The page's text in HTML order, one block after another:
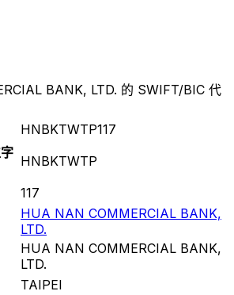
BANK, LTD. 的 SWIFT/BIC 代
HNBKTWTP117
HNBKTWTP
117
HUA NAN COMMERCIAL BANK,
LTD.
HUA NAN COMMERCIAL BANK,
LTD.
TAIPEI